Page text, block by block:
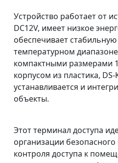
Устройство работает от
DC12V, имеет низкое
обеспечивает
температурном диапазоне
компактными размерами
корпусом из пластика, DS-
устанавливается и
объекты.
Этот терминал доступа
организации
контроля доступа к